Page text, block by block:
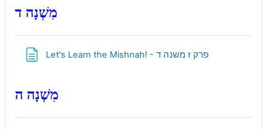
מִשְׁנָה ד
Let's Learn the Mishnah! - פרק ז משנה דPage
מִשְׁנָה ה